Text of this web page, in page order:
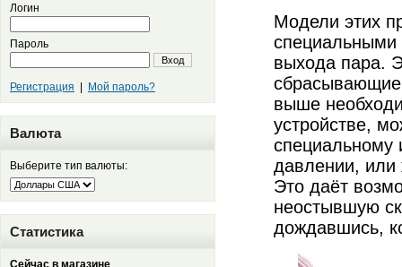
Логин
Пароль
Вход
Регистрация Мой пароль?
Валюта
Выберите тип валюты:
Статистика
Сейчас в магазине
Модели этих
специальными
выхода пара.
сбрасывающие
выше
устройстве,
давлении, или
Это даёт
неостывшую
дождавшись,